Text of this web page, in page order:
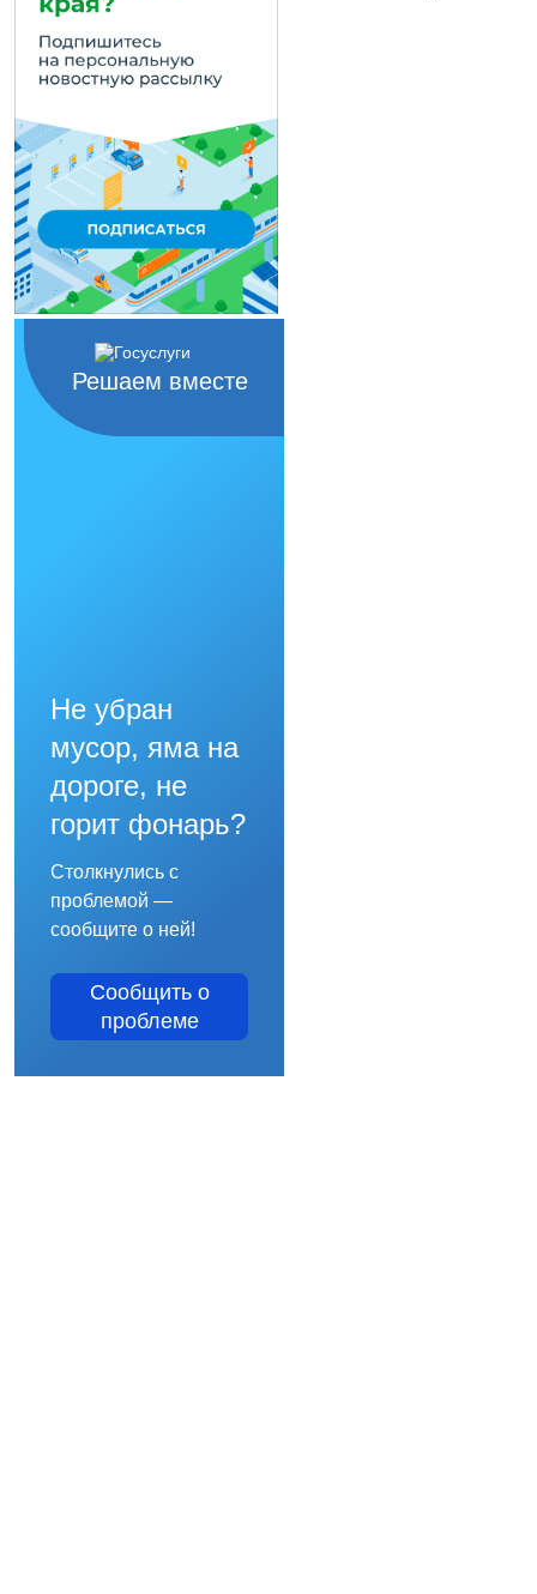
Решаем вместе
Не убран
мусор, яма на
дороге, не
горит фонарь?
Столкнулись с
проблемой —
сообщите о ней!
Сообщить о
проблеме